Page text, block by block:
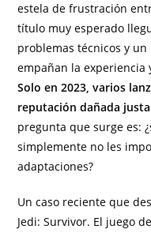
estela de frustración
título muy esperado
problemas técnicos y
empañan la experiencia
Solo en 2023, varios
reputación dañada
pregunta que surge es:
simplemente no les
adaptaciones?
Un caso reciente que
Jedi: Survivor. El juego